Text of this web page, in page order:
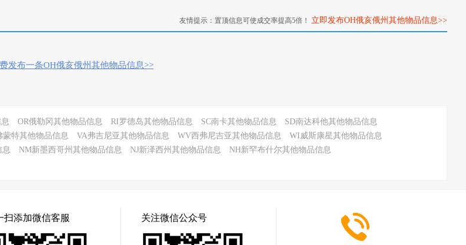
友情提示：置顶信息可使成交率提高5倍！ 立即发布OH俄亥俄州其他物品信息>>
发布一条OH俄亥俄州其他物品信息>>
OR俄勒冈其他物品信息 RI罗德岛其他物品信息 SC南卡其他物品信息
SD南达科他其他物品信息
蒙特其他物品信息 VA弗吉尼亚其他物品信息 WV西弗尼吉亚其他物品信息
WI威斯康星其他物品信息
息 NM新墨西哥州其他物品信息 NJ新泽西州其他物品信息
NH新罕布什尔其他物品信息
扫添加微信客服 关注微信公众号